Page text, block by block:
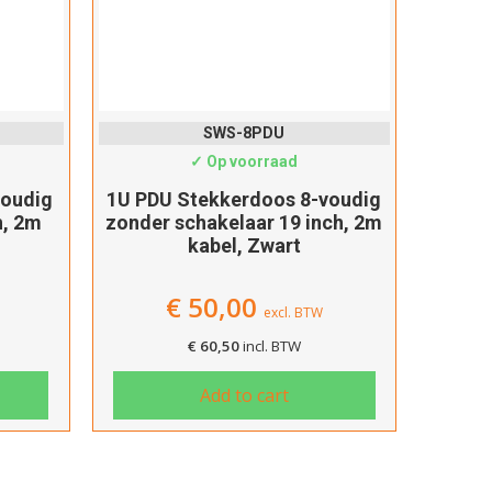
2m
SWS-8PDU
✓ Op voorraad
1U PDU Stekkerdoos 8-voudig
zonder schakelaar 19 inch, 2m
kabel, Zwart
€50,00 excl. BTW
€ 60,50incl. BTW
Add to cart